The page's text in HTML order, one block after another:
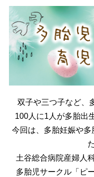
双子や三つ子など、
100人に1人が多胎出
今回は、多胎妊娠や
土谷総合病院産婦人
多胎児サークル「ピ